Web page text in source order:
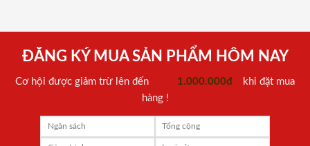
ĐĂNG KÝ MUA SẢN PHẨM HÔM NAY
Cơ hội được giảm trừ lên đến 1.000.000đ
khi đặt mua
hàng !